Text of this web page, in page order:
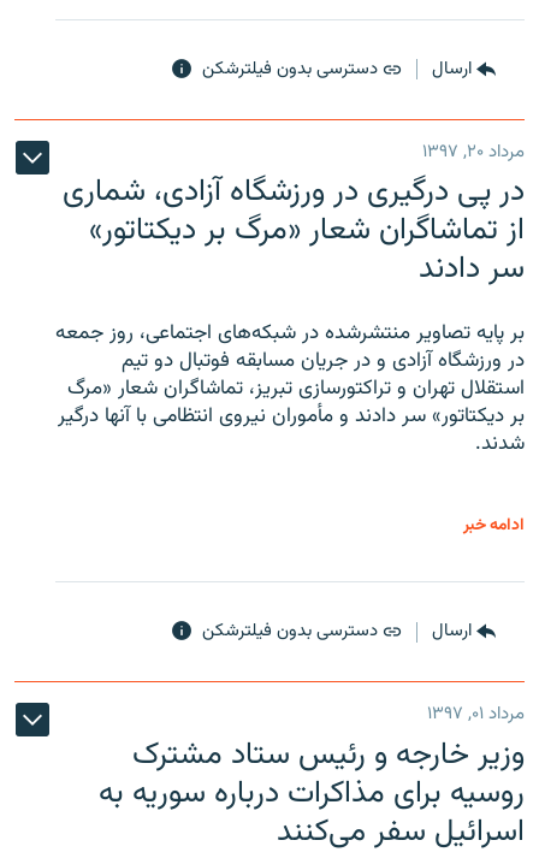
ارسال دسترسی بدون فیلترشکن
مرداد ۲۰, ۱۳۹۷
در پی درگیری در ورزشگاه آزادی، شماری
از تماشاگران شعار «مرگ بر دیکتاتور»
سر دادند
بر پایه تصاویر منتشرشده در شبکه‌های اجتماعی، روز جمعه
در ورزشگاه آزادی و در جریان مسابقه فوتبال دو تیم
استقلال تهران و تراکتورسازی تبریز، تماشاگران شعار «مرگ
بر دیکتاتور» سر دادند و مأموران نیروی انتظامی با آنها درگیر
شدند.
ادامه خبر
ارسال دسترسی بدون فیلترشکن
مرداد ۰۱, ۱۳۹۷
وزیر خارجه و رئیس‌ ستاد مشترک
روسیه برای مذاکرات درباره سوریه به
اسرائیل سفر می‌کنند